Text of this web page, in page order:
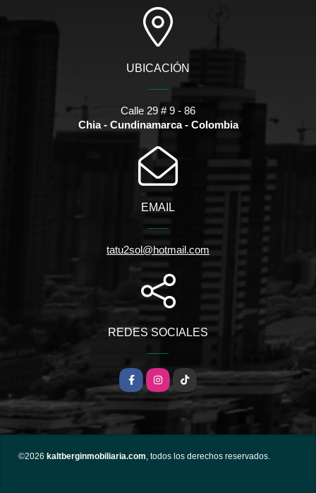
UBICACIÓN
Calle 29 # 9 - 86
Chia - Cundinamarca - Colombia
EMAIL
tatu2sol@hotmail.com
REDES SOCIALES
FacebookInstagramTikTok
©2026 kaltberginmobiliaria.com, todos los derechos reservados.